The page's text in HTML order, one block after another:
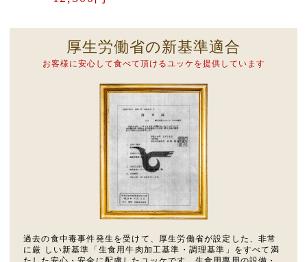
厚生労働省の新基準適合
お客様に安心して食べて頂けるユッケを提供しています
過去の食中毒事件発生を受けて、厚生労働省が設定した、非常
に厳 しい新基準「生食用牛肉加工基準・調理基準」をすべて満